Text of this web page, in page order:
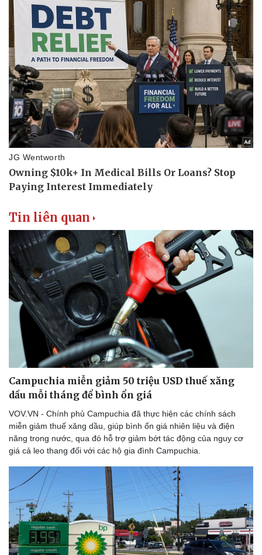
Thể thao
Bóng đá
Lịch thi đấu bóng đá
Thế giới thể thao
eSports
Hậu trường
Ô tô - Xe máy
Ô tô
Tư vấn
Tin liên quan
Campuchia miễn giảm 50 triệu USD thuế xăng
dầu mỗi tháng để bình ổn giá
VOV.VN - Chính phủ Campuchia đã thực hiện các chính sách
miễn giảm thuế xăng dầu, giúp bình ổn giá nhiên liệu và điện
năng trong nước, qua đó hỗ trợ giảm bớt tác động của nguy cơ
giá cả leo thang đối với các hộ gia đình Campuchia.